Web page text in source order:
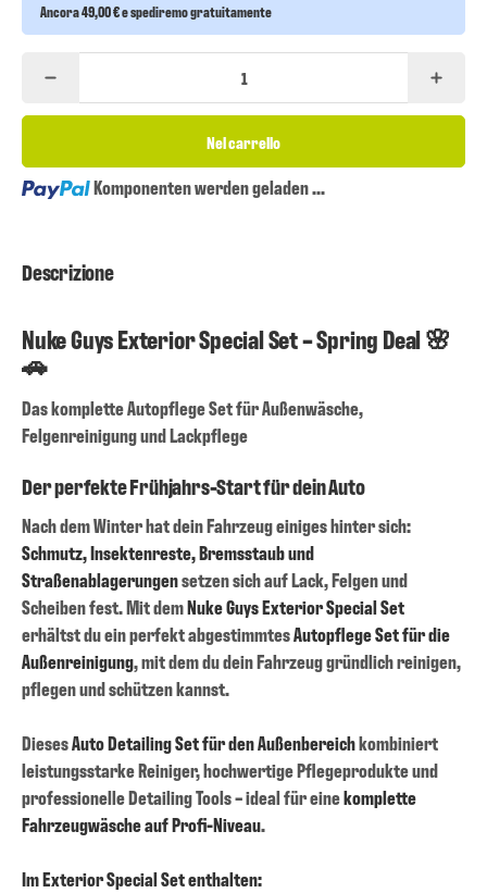
Ancora 49,00 € e spediremo gratuitamente
Nel carrello
Loading...Komponenten werden geladen ...
Descrizione
Nuke Guys Exterior Special Set – Spring Deal 🌸
🚗
Das komplette Autopflege Set für Außenwäsche,
Felgenreinigung und Lackpflege
Der perfekte Frühjahrs-Start für dein Auto
Nach dem Winter hat dein Fahrzeug einiges hinter sich:
Schmutz, Insektenreste, Bremsstaub und
Straßenablagerungensetzen sich auf Lack, Felgen und
Scheiben fest. Mit demNuke Guys Exterior Special Set
erhältst du ein perfekt abgestimmtesAutopflege Set für die
Außenreinigung, mit dem du dein Fahrzeug gründlich reinigen,
pflegen und schützen kannst.
DiesesAuto Detailing Set für den Außenbereichkombiniert
leistungsstarke Reiniger, hochwertige Pflegeprodukte und
professionelle Detailing Tools – ideal für einekomplette
Fahrzeugwäsche auf Profi-Niveau.
Im Exterior Special Set enthalten: